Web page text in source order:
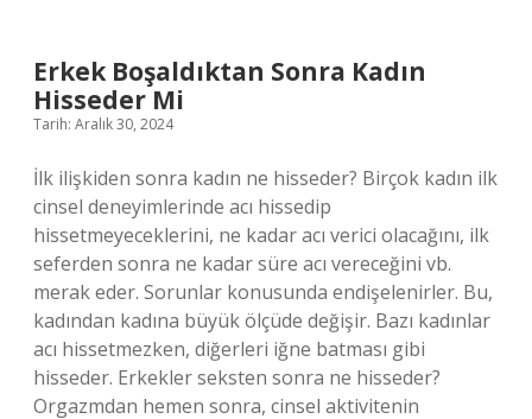
Erkek Boşaldıktan Sonra Kadın
Hisseder Mi
Tarih: Aralık 30, 2024
İlk ilişkiden sonra kadın ne hisseder? Birçok kadın ilk
cinsel deneyimlerinde acı hissedip
hissetmeyeceklerini, ne kadar acı verici olacağını, ilk
seferden sonra ne kadar süre acı vereceğini vb.
merak eder. Sorunlar konusunda endişelenirler. Bu,
kadından kadına büyük ölçüde değişir. Bazı kadınlar
acı hissetmezken, diğerleri iğne batması gibi
hisseder. Erkekler seksten sonra ne hisseder?
Orgazmdan hemen sonra, cinsel aktivitenin